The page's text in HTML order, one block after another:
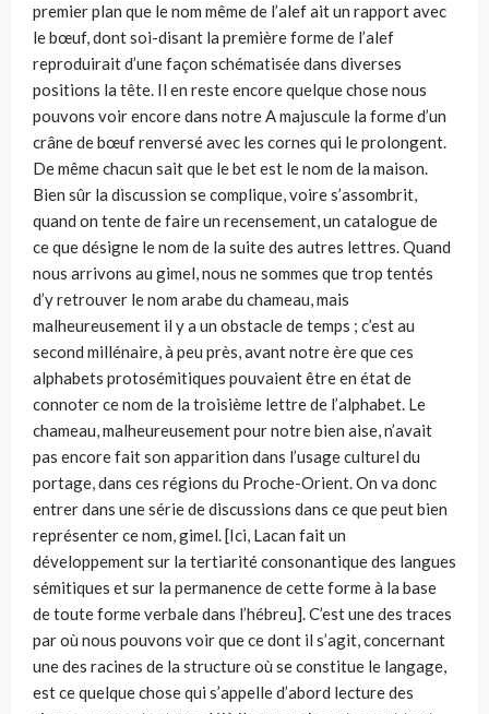
premier plan que le nom même de l’alef ait un rapport avec
le bœuf, dont soi-disant la première forme de l’alef
reproduirait d’une façon schématisée dans diverses
positions la tête. Il en reste encore quelque chose nous
pouvons voir encore dans notre A majuscule la forme d’un
crâne de bœuf renversé avec les cornes qui le prolongent.
De même chacun sait que le bet est le nom de la maison.
Bien sûr la discussion se complique, voire s’assombrit,
quand on tente de faire un recensement, un catalogue de
ce que désigne le nom de la suite des autres lettres. Quand
nous arrivons au gimel, nous ne sommes que trop tentés
d’y retrouver le nom arabe du chameau, mais
malheureusement il y a un obstacle de temps ; c’est au
second millénaire, à peu près, avant notre ère que ces
alphabets protosémitiques pouvaient être en état de
connoter ce nom de la troisième lettre de l’alphabet. Le
chameau, malheureusement pour notre bien aise, n’avait
pas encore fait son apparition dans l’usage culturel du
portage, dans ces régions du Proche-Orient. On va donc
entrer dans une série de discussions dans ce que peut bien
représenter ce nom, gimel. [Ici, Lacan fait un
développement sur la tertiarité consonantique des langues
sémitiques et sur la permanence de cette forme à la base
de toute forme verbale dans l’hébreu]. C’est une des traces
par où nous pouvons voir que ce dont il s’agit, concernant
une des racines de la structure où se constitue le langage,
est ce quelque chose qui s’appelle d’abord lecture des